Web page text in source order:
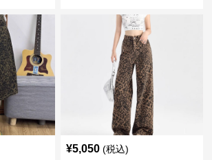
¥5,050 (税込)